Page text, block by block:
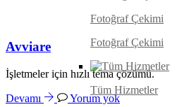
Fotoğraf Çekimi
Fotoğraf Çekimi
Tüm Hizmetler
Avviare
İşletmeler için hızlı tema çözümü.
Devamı Yorum yok